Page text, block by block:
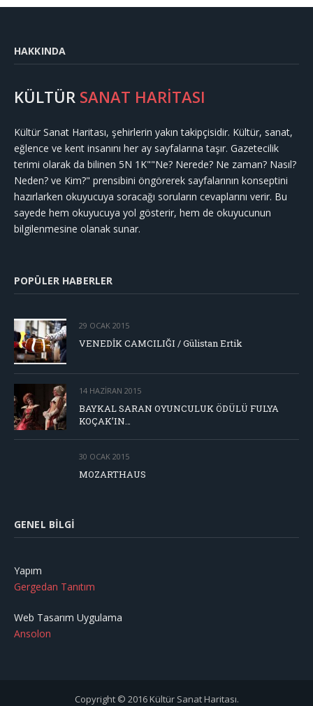
HAKKINDA
KÜLTÜR SANAT HARİTASI
Kültür Sanat Haritası, şehirlerin yakın takipçisidir. Kültür, sanat,
eğlence ve kent insanını her ay sayfalarına taşır. Gazetecilik
terimi olarak da bilinen 5N 1K""Ne? Nerede? Ne zaman? Nasıl?
Neden? ve Kim?" prensibini öngörerek sayfalarının konseptini
hazırlarken okuyucuya soracağı soruların cevaplarını verir. Bu
sayede hem okuyucuya yol gösterir, hem de okuyucunun
bilgilenmesine olanak sunar.
POPÜLER HABERLER
29 OCAK 2015
VENEDİK CAMCILIĞI / Gülistan Ertik
14 HAZIRAN 2015
BAYKAL SARAN OYUNCULUK ÖDÜLÜ FULYA
KOÇAK’IN…
30 OCAK 2015
MOZARTHAUS
GENEL BILGI
Yapım
Gergedan Tanıtım
Web Tasarım Uygulama
Ansolon
Copyright © 2016 Kültür Sanat Haritası.